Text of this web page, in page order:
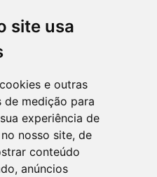
site usa
e outras
de medição para
experiência de
nosso site, de
conteúdo
anúncios
gratuitas
encomenda em qualquer
uma árvore! Leia mais